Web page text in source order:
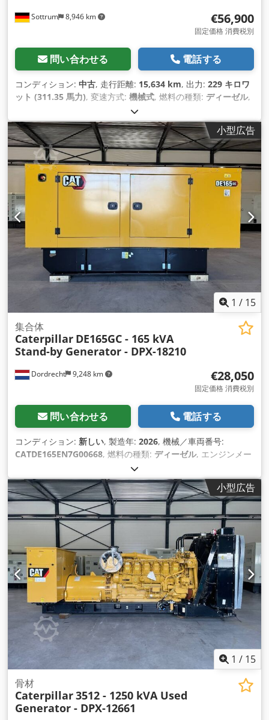
Sottrum 8,946 km €56,900
固定価格 消費税別
問い合わせる 電話する
コンディション: 中古, 走行距離: 15,634 km, 出力: 229 キロワ
ット (311.35 馬力), 変速方式: 機械式, 燃料の種類: ディーゼル,
23,200 kg（キログラム）
kg（キログラム）, 最大積載重量:15,000 kg（キログラム）,
アクスル構成:4x4, 座席数:1, 初回登録:03/2016, ブレーキ:エ
ンジンブレーキ, 製造年:2016, 稼働時間:15,634 h, 運転席:デ
イキャブ, 装備:すすフィルター, イモビライザーシステム, エア
コン, キャビン, デファレンシャルロック, パワーステアリング,
パーキングセンサー, ヘッドガード, 全輪駆動, 圧縮空気ブレー
キ, 標準バケット, 車載コンピュータ, 追加ヘッドライト ,
小型広告
1 / 15
Dordrecht 9,248 km
集合体
Caterpillar DE165GC - 165 kVA
Stand-by Generator - DPX-18210
€28,050
固定価格 消費税別
問い合わせる 電話する
コンディション: 新しい, 製造年: 2026, 機械／車両番号:
CATDE165EN7G00668, 燃料の種類: ディーゼル, エンジンメー
小型広告
1 / 15
骨材
Caterpillar3512 - 1250 kVA Used
Generator - DPX-12661